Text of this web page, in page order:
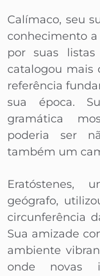
Calímaco, seu
conhecimento
por suas listas
catalogou mais
referência
sua época.
gramática
poderia ser
também um
Eratóstenes,
geógrafo,
circunferência
Sua amizade
ambiente
onde novas